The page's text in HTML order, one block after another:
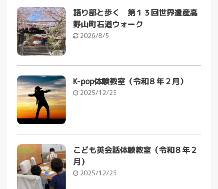
語り部と歩く 第１３回世界遺産高
野山町石道ウォーク
2026/8/5
K-pop体験教室（令和８年２月）
2025/12/25
こども英会話体験教室（令和８年２
月）
2025/12/25